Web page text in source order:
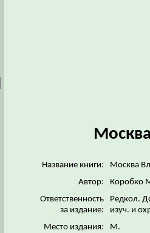
Название книги:
Москва
Автор:
Коробко
Ответственность
за издание:
Редкол.
изуч. и
Место издания:
М.